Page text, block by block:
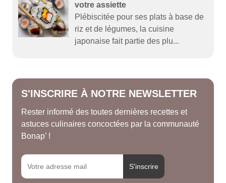
votre assiette
Plébiscitée pour ses plats à base de
riz et de légumes, la cuisine
japonaise fait partie des plu...
S'INSCRIRE À NOTRE NEWSLETTER
Rester informé des toutes dernières recettes et
astuces culinaires concoctées par la communauté
Bonap’ !
S'inscrire